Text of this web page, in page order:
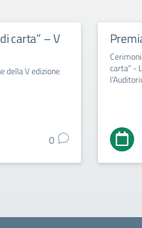
carta” – V
della V edizione
0
carta" -